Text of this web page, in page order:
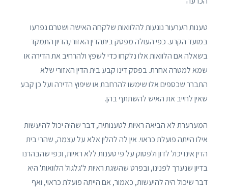
טענות הערעור נוגעות להלוואות שלקחה האישה ושטרם נפרעו
במועד הקרע. כפי העולה מפסק ביתהדין האזורי,הדיון התמקד
בשאלה אם הלוואות אלו נלקחו כדי לשפץ ולהרחיב את הדירה או
שמא למטרה אחרת. בפסק דינו קבע בית הדין האזורי שלא
התברר שכספים אלו שימשו להרחבת או שיפוץ הדירה ועל כן קבע
שאין לחייב את האיש להשתתף בהן.
המערערת לא הביאה ראיות לטענותיה, דבר שהיה יכול להיעשות
אילו הייתה פועלת כראוי. אין לה להלין אלא על עצמה, שהרי בית
הדין אינו יכול לדון ולפסוק על פי טענות ללא ראיות, וכפי שהבהרנו
בדיון שנערך לפנינו, ובפרט שהשגת ראיות ל'גלגול הלוואות' היא
דבר שיכול היה להיעשות, כאמור, אם הייתה פועלת כראוי, ואף